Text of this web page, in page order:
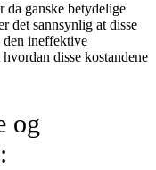
da ganske betydelige
det sannsynlig at disse
den ineffektive
disse kostandene
og